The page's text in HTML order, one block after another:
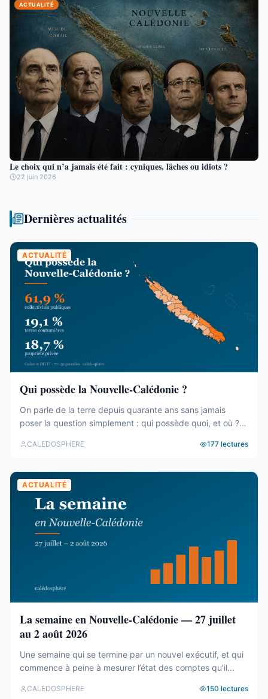
ACTUALITÉ
Le choix qui n’a jamais été fait : cyniques, lâches ou idiots ?
22 juin 2026
Dernières actualités
ACTUALITÉ
Qui possède la Nouvelle-Calédonie ?
On parle de la terre depuis quarante ans sans jamais
poser la question simplement : qui possède quoi, et où ?
agrégé ses 77 031 parcelles. Le résultat tient en trois
CALEDOSPHERE 177 lectures
ACTUALITÉ
La semaine en Nouvelle-Calédonie — 27 juillet
au 2 août 2026
Une semaine qui se termine par un nouvel exécutif, et qui
commence à peine à mesurer l’état des comptes qu’il
gouvernement, et des comptes qui coincent C’est fait. Le
CALEDOSPHERE 150 lectures